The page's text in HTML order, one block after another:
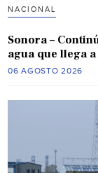
NACIONAL
Sonora –
agua que llega
06 AGOSTO 2026